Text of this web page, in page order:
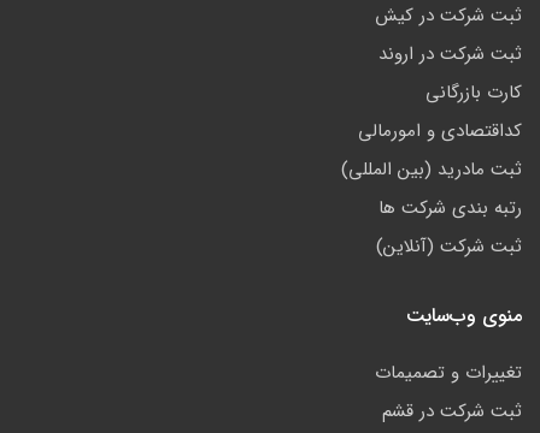
ثبت شرکت در کیش
ثبت شرکت در اروند
کارت بازرگانی
کداقتصادی و امورمالی
ثبت مادرید (بین المللی)
رتبه بندی شرکت ها
ثبت شرکت (آنلاین)
منوی وب‌سایت
تغییرات و تصمیمات
ثبت شرکت در قشم